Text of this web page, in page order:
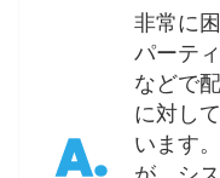
A.
非常に
パーテ
などで
に対し
います